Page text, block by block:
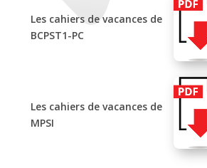
Les cahiers de vacances de
BCPST1-PC
Les cahiers de vacances de
MPSI